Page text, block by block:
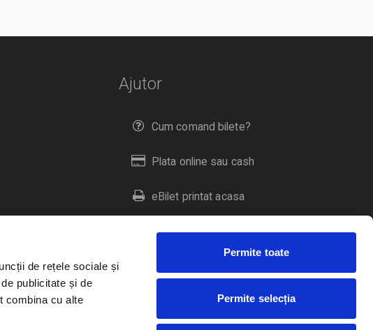
de rețele sociale și
publicitate și de
combina cu alte
Permite toate
Permite selecția
Ajutor
Cum comand bilete?
Plata online sau cash
eBilet printat acasa
Livrare prin curier
Duplicare bilete